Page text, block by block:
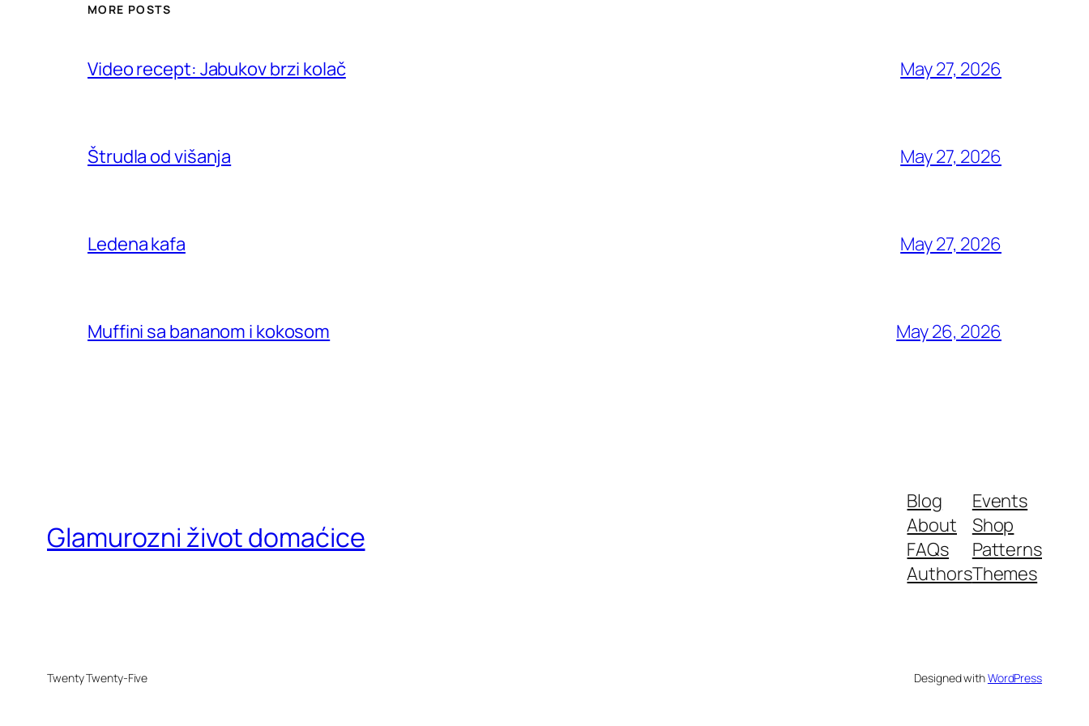
MORE POSTS
Video recept: Jabukov brzi kolač May 27, 2026
Štrudla od višanja May 27, 2026
Ledena kafa May 27, 2026
Muffini sa bananom i kokosom May 26, 2026
Glamurozni život domaćice
Blog
About
FAQs
Authors
Events
Shop
Patterns
Themes
Twenty Twenty-Five Designed withWordPress